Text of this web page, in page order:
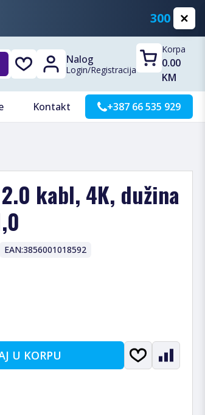
300 KM
Nalog
Login/Registracija
Korpa
0.00
KM
Kontakt +387 66 535 929
kabl, 4K, dužina
EAN:3856001018592
U KORPU